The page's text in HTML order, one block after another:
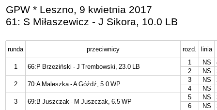
GPW * Leszno, 9 kwietnia 2017
61: S Miłaszewicz - J Sikora, 10.0 LB
runda przeciwnicy rozd. linia
1 66:P Brzeziński - J Trembowski, 23.0 LB
1 NS
2
NS
2
70:A Maleszka - A Góźdź, 5.0 WP
3 NS
4
NS
3
69:B Juszczak - M Juszczak, 6.5 WP
5 NS
6
NS